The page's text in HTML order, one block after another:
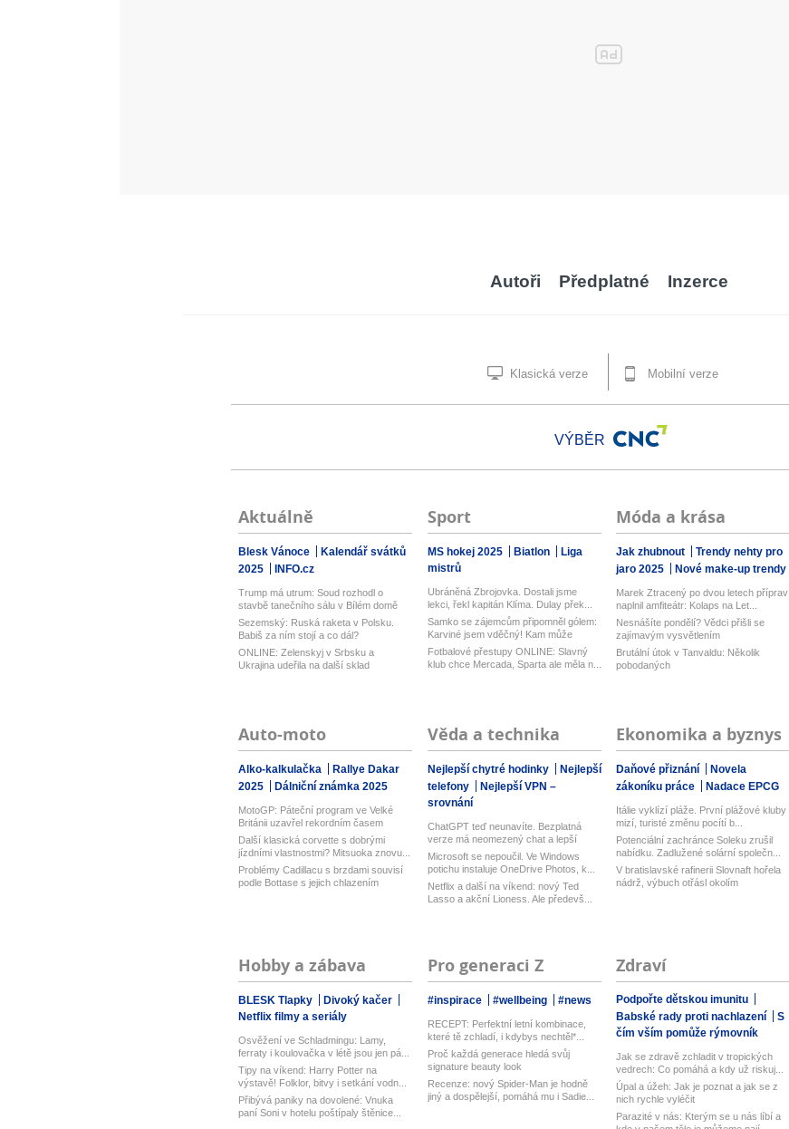
Autoři Předplatné Inzerce
Klasická verze Mobilní verze
VÝBĚR
Aktuálně
Blesk Vánoce
Kalendář svátků
2025
INFO.cz
Trump má utrum: Soud rozhodl o
stavbě tanečního sálu v Bílém domě
Sezemský: Ruská raketa v Polsku.
Babiš za ním stojí a co dál?
ONLINE: Zelenskyj v Srbsku a
Ukrajina udeřila na další sklad
Sport
MS hokej 2025 Biatlon
Liga
mistrů
Ubráněná Zbrojovka. Dostali jsme
lekci, řekl kapitán Klíma. Dulay přek...
Samko se zájemcům připomněl gólem:
Karviné jsem vděčný! Kam může
odejí...
Fotbalové přestupy ONLINE: Slavný
klub chce Mercada, Sparta ale měla n...
Móda a krása
Jak zhubnout
Trendy nehty pro
jaro 2025
Nové make-up trendy
Marek Ztracený po dvou letech příprav
naplnil amfiteátr: Kolaps na Let...
Nesnášíte pondělí? Vědci přišli se
zajímavým vysvětlením
Brutální útok v Tanvaldu: Několik
pobodaných
Auto-moto
Alko-kalkulačka
Rallye Dakar
2025
Dálniční známka 2025
MotoGP: Páteční program ve Velké
Británii uzavřel rekordním časem
Bezz...
Další klasická corvette s dobrými
jízdními vlastnostmi? Mitsuoka znovu...
Problémy Cadillacu s brzdami souvisí
podle Bottase s jejich chlazením
Věda a technika
Nejlepší chytré hodinky
Nejlepší
telefony
Nejlepší VPN –
srovnání
ChatGPT teď neunavíte. Bezplatná
verze má neomezený chat a lepší
model...
Microsoft se nepoučil. Ve Windows
potichu instaluje OneDrive Photos, k...
Netflix a další na víkend: nový Ted
Lasso a akční Lioness. Ale předevš...
Ekonomika a byznys
Daňové přiznání
Novela
zákoníku práce
Nadace EPCG
Itálie vyklízí pláže. První plážové kluby
mizí, turisté změnu pocítí b...
Potenciální zachránce Soleku zrušil
nabídku. Zadlužené solární společn...
V bratislavské rafinerii Slovnaft hořela
nádrž, výbuch otřásl okolím
Hobby a zábava
BLESK Tlapky
Divoký kačer
Netflix filmy a seriály
Osvěžení ve Schladmingu: Lamy,
ferraty i koulovačka v létě jsou jen pá...
Tipy na víkend: Harry Potter na
výstavě! Folklor, bitvy i setkání vodn...
Přibývá paniky na dovolené: Vnuka
paní Soni v hotelu poštípaly štěnice...
Pro generaci Z
#inspirace #wellbeing #news
RECEPT: Perfektní letní kombinace,
které tě zchladí, i kdybys nechtěl*...
Proč každá generace hledá svůj
signature beauty look
Recenze: nový Spider-Man je hodně
jiný a dospělejší, pomáhá mu i Sadie...
Zdraví
Podpořte dětskou imunitu
Babské rady proti nachlazení
S
čím vším pomůže rýmovník
Jak se zdravě zchladit v tropických
vedrech: Co pomáhá a kdy už riskuj...
Úpal a úžeh: Jak je poznat a jak se z
nich rychle vyléčit
Parazité v nás: Kterým se u nás líbí a